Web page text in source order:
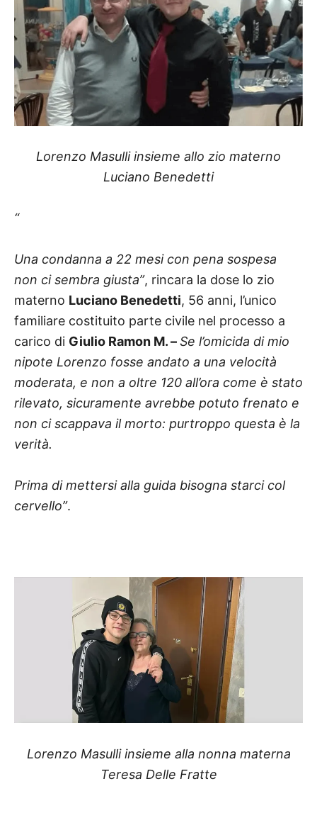
Lorenzo Masulli insieme allo zio materno
Luciano Benedetti
“
Una condanna a 22 mesi con pena sospesa
non ci sembra giusta”, rincara la dose lo zio
materno Luciano Benedetti, 56 anni, l’unico
familiare costituito parte civile nel processo a
carico di Giulio Ramon M. –Se l’omicida di mio
nipote Lorenzo fosse andato a una velocità
moderata, e non a oltre 120 all’ora come è stato
rilevato, sicuramente avrebbe potuto frenato e
non ci scappava il morto: purtroppo questa è la
verità.
Prima di mettersi alla guida bisogna starci col
cervello”.
Lorenzo Masulli insieme alla nonna materna
Teresa Delle Fratte